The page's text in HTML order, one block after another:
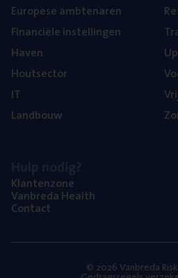
Euro­pe­se ambtenaren
Finan­ci­ë­le instellingen
Haven
Hout­sec­tor
IT
Land­bouw
Klan­ten­zo­ne
Van­b­re­da Health
Con­tact
© 2026 Vanbreda